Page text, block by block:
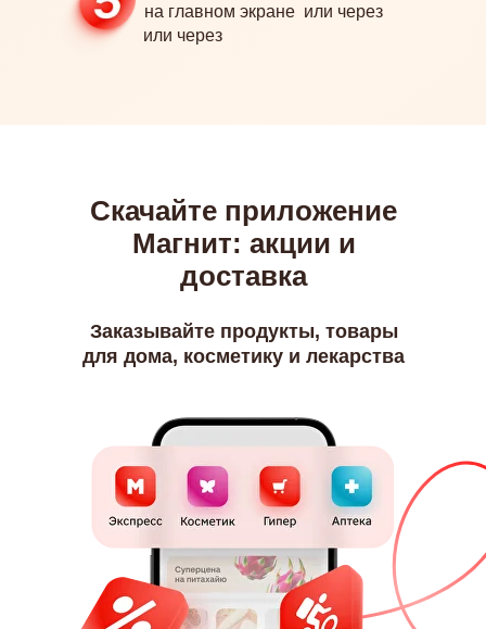
Косметик, Гипер или Аптека
на главном экране или через
или через
Скачайте приложение
Магнит: акции и
доставка
Заказывайте продукты, товары
для дома, косметику и лекарства